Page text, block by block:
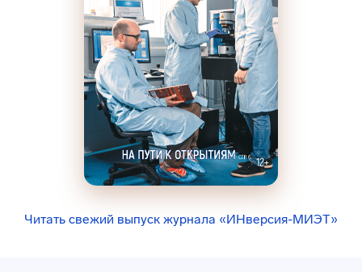
Читать свежий выпуск журнала «ИНверсия-МИЭТ»